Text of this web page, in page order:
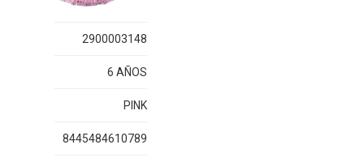
2900003148
6 AÑOS
PINK
8445484610789